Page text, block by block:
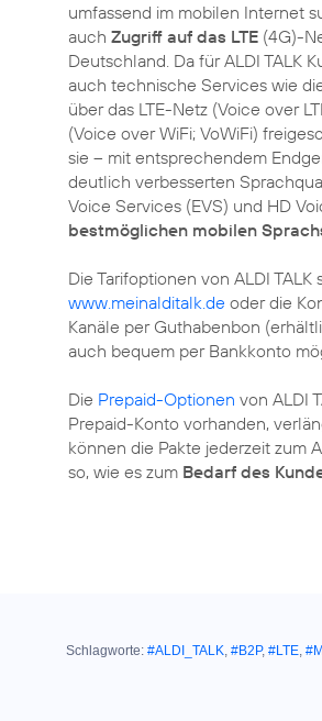
umfassend im mobilen Internet
auch Zugriff auf das LTE (4G)-
Deutschland. Da für ALDI TALK
auch technische Services wie
über das LTE-Netz (Voice over
(Voice over WiFi; VoWiFi)
sie – mit entsprechendem
deutlich verbesserten
Voice Services (EVS) und HD
bestmöglichen mobilen
Die Tarifoptionen von ALDI
www.meinalditalk.de oder die
Kanäle per Guthabenbon
auch bequem per Bankkonto
Die Prepaid-Optionen von ALDI
Prepaid-Konto vorhanden,
können die Pakte jederzeit zum
so, wie es zum Bedarf des
Schlagworte: #ALDI_TALK, #B2P, #LTE,